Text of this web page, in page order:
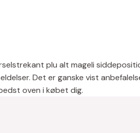
plu alt mageli
Det er ganske vist
oven i købet dig.